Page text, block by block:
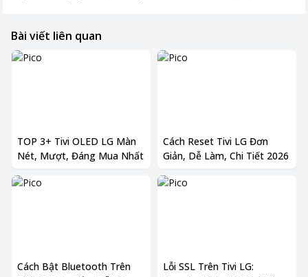
Bài viết liên quan
TOP 3+ Tivi OLED LG Màn
Nét, Mượt, Đáng Mua Nhất
Cách Reset Tivi LG Đơn
Giản, Dễ Làm, Chi Tiết 2026
Cách Bật Bluetooth Trên
Lỗi SSL Trên Tivi LG: